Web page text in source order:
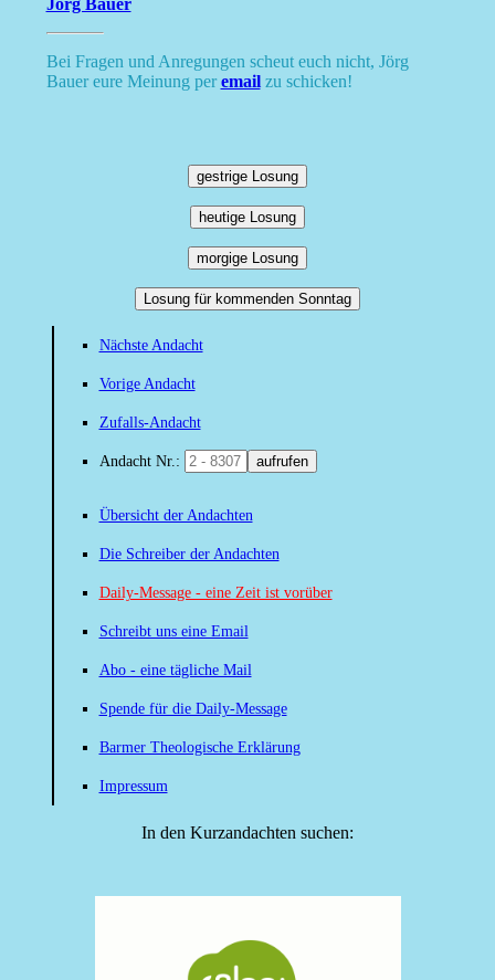
Jörg Bauer
Bei Fragen und Anregungen scheut euch nicht, Jörg
Bauer eure Meinung peremailzu schicken!
gestrige Losung
heutige Losung
morgige Losung
Losung für kommenden Sonntag
Nächste Andacht
Vorige Andacht
Zufalls-Andacht
Andacht Nr.: aufrufen
Übersicht der Andachten
Die Schreiber der Andachten
Daily-Message - eine Zeit ist vorüber
Schreibt uns eine Email
Abo - eine tägliche Mail
Spende für die Daily-Message
Barmer Theologische Erklärung
Impressum
In den Kurzandachten suchen: